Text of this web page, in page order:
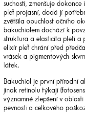
suchosti, zmenšuje
pleť projasní, dodá jí
zvětšila opuchlost očního
bakuchiolem dochází k
struktura a elasticita pleti a
elixír pleť chrání před
vrásek a pigmentových
látek.
Bakuchiol je první přírodní
jinak retinolu týkají
významné zlepšení v
pevnosti a celkového